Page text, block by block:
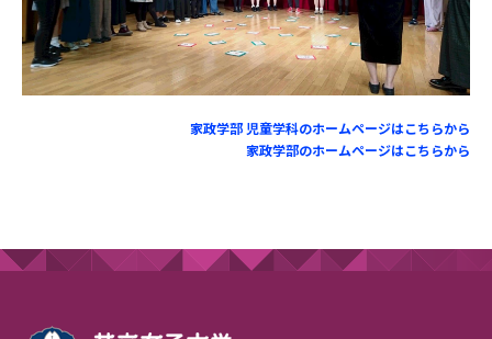
家政学部 児童学科のホームページはこちらから
家政学部のホームページはこちらから